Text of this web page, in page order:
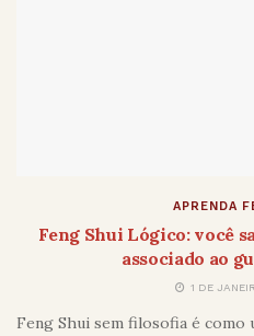
APRENDA
Feng Shui Lógico: você
associado ao
1 DE
Feng Shui sem filosofia é como